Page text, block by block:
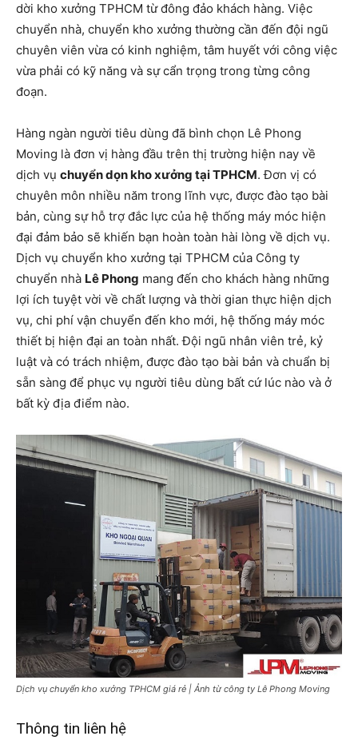
dời kho xưởng TPHCM từ đông đảo khách hàng. Việc
chuyển nhà, chuyển kho xưởng thường cần đến đội ngũ
chuyên viên vừa có kinh nghiệm, tâm huyết với công việc
vừa phải có kỹ năng và sự cẩn trọng trong từng công
đoạn.
Hàng ngàn người tiêu dùng đã bình chọn Lê Phong
Moving là đơn vị hàng đầu trên thị trường hiện nay về
dịch vụ chuyển dọn kho xưởng tại TPHCM. Đơn vị có
chuyên môn nhiều năm trong lĩnh vực, được đào tạo bài
bản, cùng sự hỗ trợ đắc lực của hệ thống máy móc hiện
đại đảm bảo sẽ khiến bạn hoàn toàn hài lòng về dịch vụ.
Dịch vụ chuyển kho xưởng tại TPHCM của Công ty
chuyển nhà Lê Phong mang đến cho khách hàng những
lợi ích tuyệt vời về chất lượng và thời gian thực hiện dịch
vụ, chi phí vận chuyển đến kho mới, hệ thống máy móc
thiết bị hiện đại an toàn nhất. Đội ngũ nhân viên trẻ, kỷ
luật và có trách nhiệm, được đào tạo bài bản và chuẩn bị
sẵn sàng để phục vụ người tiêu dùng bất cứ lúc nào và ở
bất kỳ địa điểm nào.
Dịch vụ chuyển kho xưởng TPHCM giá rẻ | Ảnh từ công ty Lê Phong Moving
Thông tin liên hệ